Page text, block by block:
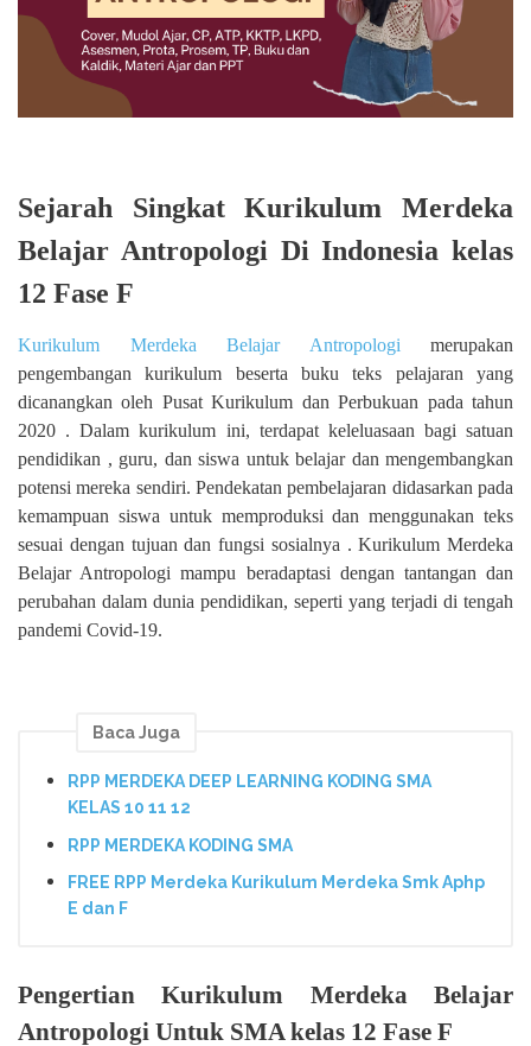
Sejarah Singkat Kurikulum Merdeka
Belajar Antropologi Di Indonesia kelas
12 Fase F
Kurikulum Merdeka Belajar Antropologi merupakan
pengembangan kurikulum beserta buku teks pelajaran yang
dicanangkan oleh Pusat Kurikulum dan Perbukuan pada tahun
2020 . Dalam kurikulum ini, terdapat keleluasaan bagi satuan
pendidikan , guru, dan siswa untuk belajar dan mengembangkan
potensi mereka sendiri. Pendekatan pembelajaran didasarkan pada
kemampuan siswa untuk memproduksi dan menggunakan teks
sesuai dengan tujuan dan fungsi sosialnya . Kurikulum Merdeka
Belajar Antropologi mampu beradaptasi dengan tantangan dan
perubahan dalam dunia pendidikan, seperti yang terjadi di tengah
pandemi Covid-19.
Baca Juga
RPP MERDEKA DEEP LEARNING KODING SMA
KELAS 10 11 12
RPP MERDEKA KODING SMA
FREE RPP Merdeka Kurikulum Merdeka Smk Aphp
E dan F
Pengertian Kurikulum Merdeka Belajar
Antropologi Untuk SMA kelas 12 Fase F